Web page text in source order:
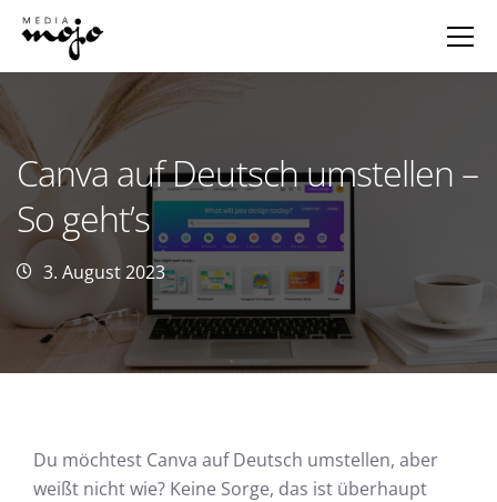
Canva auf Deutsch umstellen –
So geht’s
3. August 2023
Du möchtest Canva auf Deutsch umstellen, aber
weißt nicht wie? Keine Sorge, das ist überhaupt